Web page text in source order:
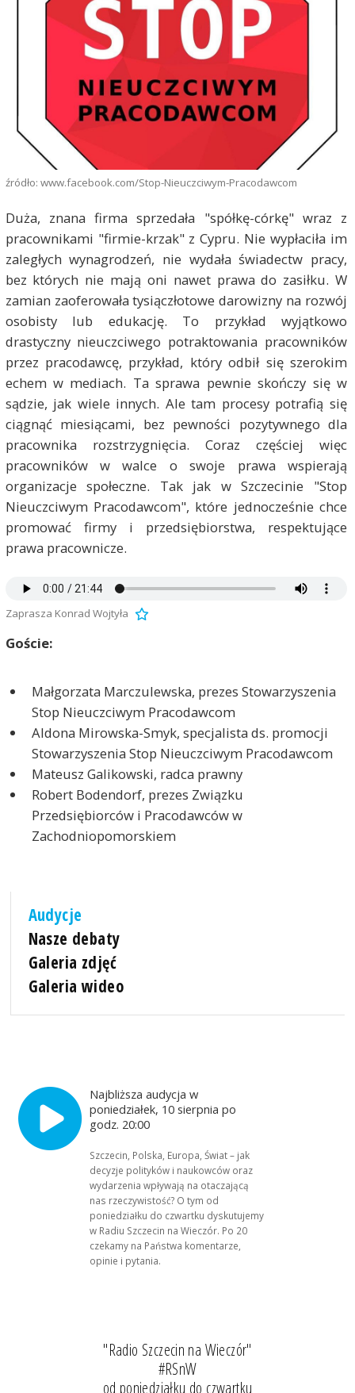
źródło: www.facebook.com/Stop-Nieuczciwym-Pracodawcom
Duża, znana firma sprzedała "spółkę-córkę" wraz z
pracownikami "firmie-krzak" z Cypru. Nie wypłaciła im
zaległych wynagrodzeń, nie wydała świadectw pracy,
bez których nie mają oni nawet prawa do zasiłku. W
zamian zaoferowała tysiączłotowe darowizny na rozwój
osobisty lub edukację. To przykład wyjątkowo
drastyczny nieuczciwego potraktowania pracowników
przez pracodawcę, przykład, który odbił się szerokim
echem w mediach. Ta sprawa pewnie skończy się w
sądzie, jak wiele innych. Ale tam procesy potrafią się
ciągnąć miesiącami, bez pewności pozytywnego dla
pracownika rozstrzygnięcia. Coraz częściej więc
pracowników w walce o swoje prawa wspierają
organizacje społeczne. Tak jak w Szczecinie "Stop
Nieuczciwym Pracodawcom", które jednocześnie chce
promować firmy i przedsiębiorstwa, respektujące
prawa pracownicze.
Zaprasza Konrad Wojtyła
Goście:
Małgorzata Marczulewska, prezes Stowarzyszenia
Stop Nieuczciwym Pracodawcom
Aldona Mirowska-Smyk, specjalista ds. promocji
Stowarzyszenia Stop Nieuczciwym Pracodawcom
Mateusz Galikowski, radca prawny
Robert Bodendorf, prezes Związku
Przedsiębiorców i Pracodawców w
Zachodniopomorskiem
Audycje
Nasze debaty
Galeria zdjęć
Galeria wideo
Najbliższa audycja w
poniedziałek, 10 sierpnia po
godz. 20:00
Szczecin, Polska, Europa, Świat – jak
decyzje polityków i naukowców oraz
wydarzenia wpływają na otaczającą
nas rzeczywistość? O tym od
poniedziałku do czwartku dyskutujemy
w Radiu Szczecin na Wieczór. Po 20
czekamy na Państwa komentarze,
opinie i pytania.
"Radio Szczecin na Wieczór"
#RSnW
od poniedziałku do czwartku